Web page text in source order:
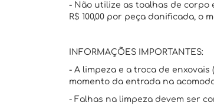
- Não utilize as toalhas de corpo
R$ 100,00 por peça danificada, o
INFORMAÇÕES IMPORTANTES:
- A limpeza e a troca de
momento da entrada na
- Falhas na limpeza devem ser